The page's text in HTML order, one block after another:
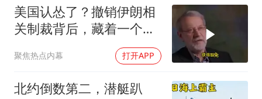
奋力开创中国式现代化建设新局面
美国认怂了？撤销伊朗相
关制裁背后，藏着一个说
聚焦热点内幕 打开APP
北约倒数第二，潜艇趴